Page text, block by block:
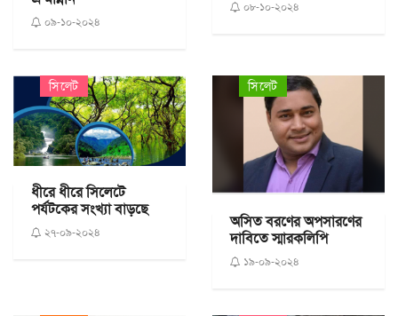
০৯-১০-২০২৪
০৮-১০-২০২৪
সিলেট
ধীরে ধীরে সিলেটে
পর্যটকের সংখ্যা বাড়ছে
২৭-০৯-২০২৪
সিলেট
অসিত বরণের অপসারণের
দাবিতে স্মারকলিপি
১৯-০৯-২০২৪